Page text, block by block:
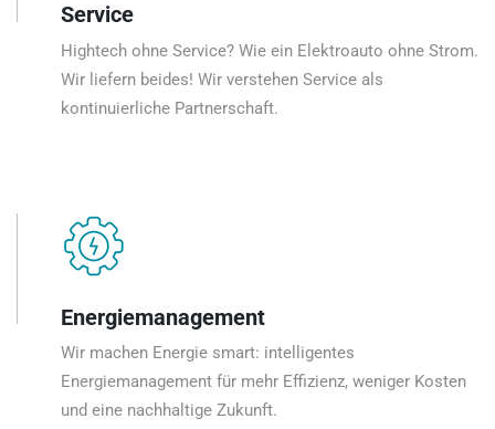
Service
Hightech ohne Service? Wie ein Elektroauto ohne Strom.
Wir liefern beides! Wir verstehen Service als
kontinuierliche Partnerschaft.
Energiemanagement
Wir machen Energie smart: intelligentes
Energiemanagement für mehr Effizienz, weniger Kosten
und eine nachhaltige Zukunft.